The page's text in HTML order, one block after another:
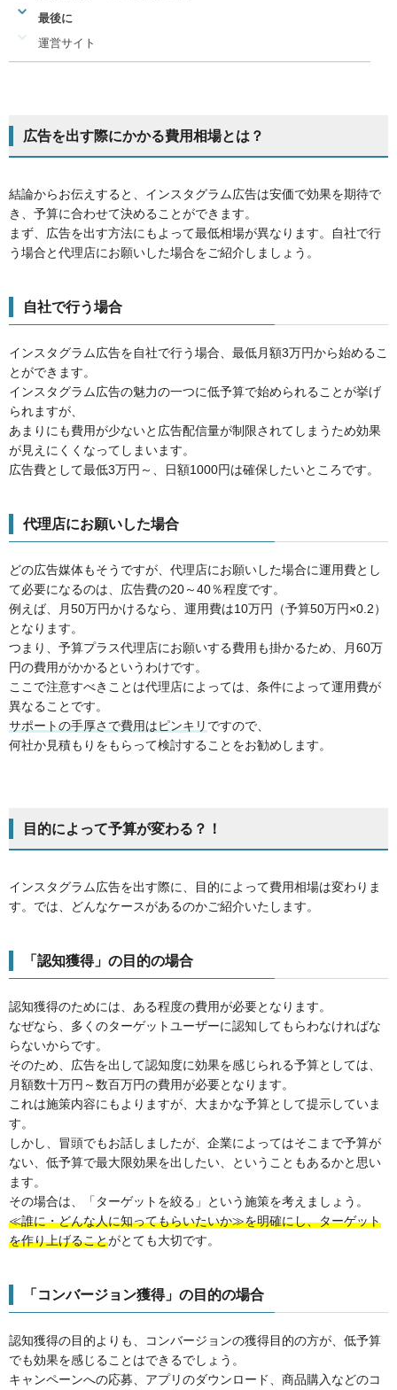
最後に
運営サイト
広告を出す際にかかる費用相場とは？
結論からお伝えすると、インスタグラム広告は安価で効果を期待で
き、予算に合わせて決めることができます。
まず、広告を出す方法にもよって最低相場が異なります。自社で行
う場合と代理店にお願いした場合をご紹介しましょう。
自社で行う場合
インスタグラム広告を自社で行う場合、最低月額3万円から始めるこ
とができます。
インスタグラム広告の魅力の一つに低予算で始められることが挙げ
られますが、
あまりにも費用が少ないと広告配信量が制限されてしまうため効果
が見えにくくなってしまいます。
広告費として最低3万円～、日額1000円は確保したいところです。
代理店にお願いした場合
どの広告媒体もそうですが、代理店にお願いした場合に運用費とし
て必要になるのは、広告費の20～40％程度です。
例えば、月50万円かけるなら、運用費は10万円（予算50万円×0.2）
となります。
つまり、予算プラス代理店にお願いする費用も掛かるため、月60万
円の費用がかかるというわけです。
ここで注意すべきことは代理店によっては、条件によって運用費が
異なることです。
サポートの手厚さで費用はピンキリ ですので、
何社か見積もりをもらって検討することをお勧めします。
目的によって予算が変わる？！
インスタグラム広告を出す際に、目的によって費用相場は変わりま
す。では、どんなケースがあるのかご紹介いたします。
「認知獲得」の目的の場合
認知獲得のためには、ある程度の費用が必要となります。
なぜなら、多くのターゲットユーザーに認知してもらわなければな
らないからです。
そのため、広告を出して認知度に効果を感じられる予算としては、
月額数十万円～数百万円の費用が必要となります。
これは施策内容にもよりますが、大まかな予算として提示していま
す。
しかし、冒頭でもお話しましたが、企業によってはそこまで予算が
ない、低予算で最大限効果を出したい、ということもあるかと思い
ます。
その場合は、「ターゲットを絞る」という施策を考えましょう。
≪誰に・どんな人に知ってもらいたいか≫を明確にし、ターゲット
を作り上げることがとても大切です。
「コンバージョン獲得」の目的の場合
認知獲得の目的よりも、コンバージョンの獲得目的の方が、低予算
でも効果を感じることはできるでしょう。
キャンペーンへの応募、アプリのダウンロード、商品購入などのコ